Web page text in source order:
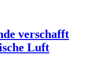
verschafft
Luft